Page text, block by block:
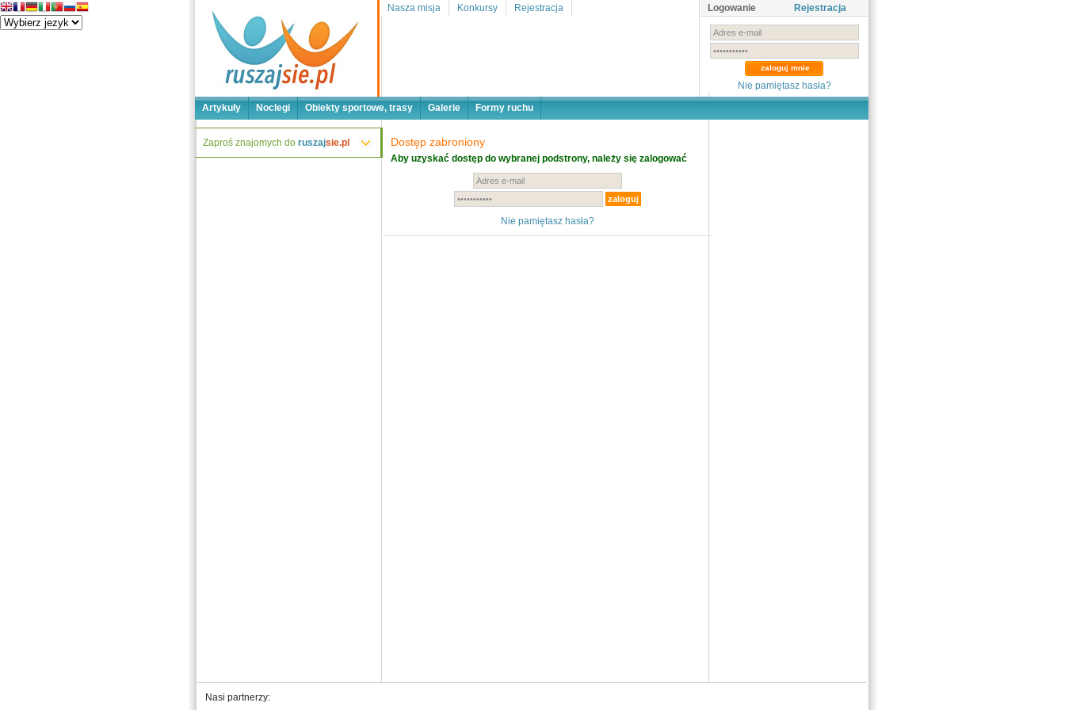
Nasza misja Konkursy Rejestracja Logowanie Rejestracja
Nie pamiętasz hasła?
Artykuły
Noclegi Obiekty sportowe, trasy Galerie Formy ruchu
Zaproś znajomych do ruszajsie.pl Dostęp zabroniony
Aby uzyskać dostęp do wybranej podstrony, należy się zalogować
Nie pamiętasz hasła?
Nasi partnerzy: